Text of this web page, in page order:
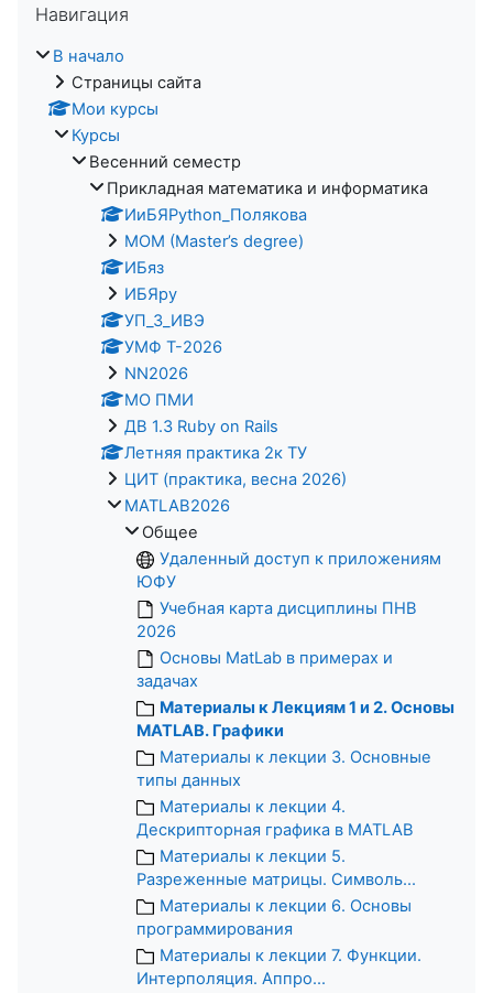
Навигация
В начало
Страницы сайта
Мои курсы
Курсы
Весенний семестр
Прикладная математика и информатика
ИиБЯPython_Полякова
MOM (Master’s degree)
ИБяз
ИБЯpy
УП_3_ИВЭ
УМФ Т-2026
NN2026
МО ПМИ
ДВ 1.3 Ruby on Rails
Летняя практика 2к ТУ
ЦИТ (практика, весна 2026)
MATLAB2026
Общее
Удаленный доступ к приложениям
ЮФУ
Учебная карта дисциплины ПНВ
2026
Основы MatLab в примерах и
задачах
Материалы к Лекциям 1 и 2. Основы
MATLAB. Графики
Материалы к лекции 3. Основные
типы данных
Материалы к лекции 4.
Дескрипторная графика в MATLAB
Материалы к лекции 5.
Разреженные матрицы. Символь...
Материалы к лекции 6. Основы
программирования
Материалы к лекции 7. Функции.
Интерполяция. Аппро...